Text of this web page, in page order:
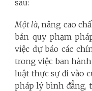
sau:
Một là, nâng cao
bản quy phạm
việc dự báo các
trong việc ban
luật thực sự đi vào
pháp lý bình đẳng,